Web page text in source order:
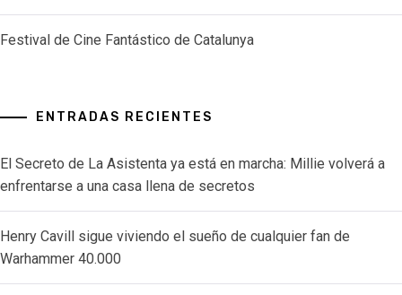
Festival de Cine Fantástico de Catalunya
ENTRADAS RECIENTES
El Secreto de La Asistenta ya está en marcha: Millie volverá a
enfrentarse a una casa llena de secretos
Henry Cavill sigue viviendo el sueño de cualquier fan de
Warhammer 40.000